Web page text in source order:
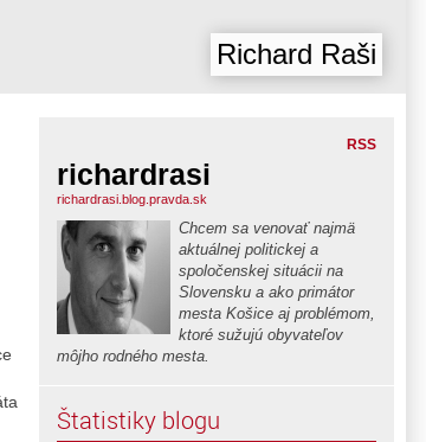
Richard Raši
RSS
richardrasi
richardrasi.blog.pravda.sk
Chcem sa venovať najmä
aktuálnej politickej a
spoločenskej situácii na
Slovensku a ako primátor
mesta Košice aj problémom,
ktoré sužujú obyvateľov
môjho rodného mesta.
Štatistiky blogu